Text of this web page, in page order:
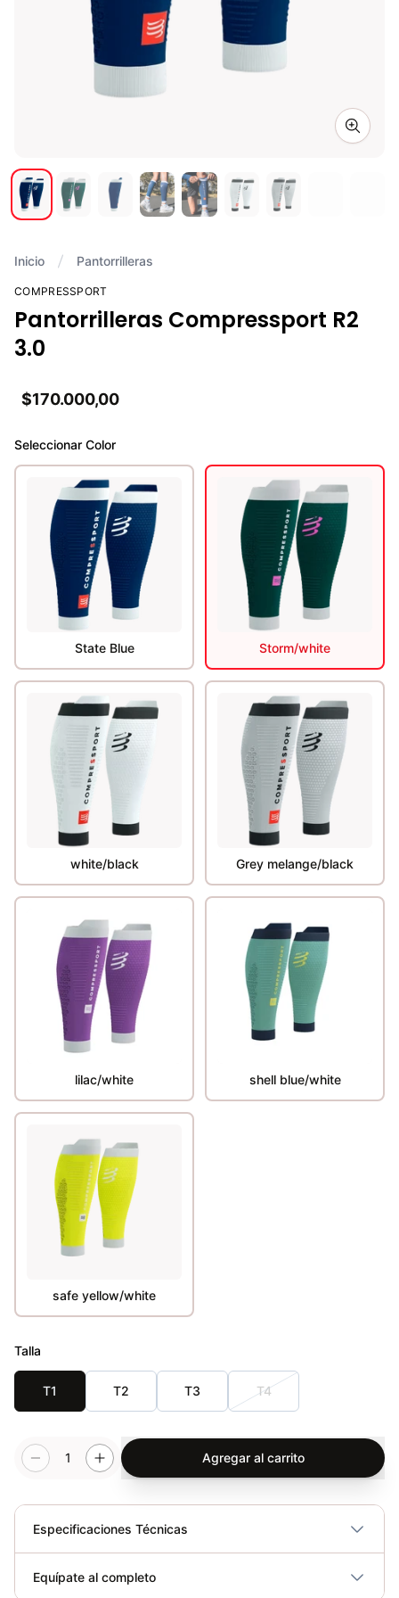
Zoom
Inicio Pantorrilleras
COMPRESSPORT
Pantorrilleras Compressport R2
3.0
$170.000,00
Seleccionar Color
State Blue Storm/white
white/black Grey melange/black
lilac/white shell blue/white
safe yellow/white
Talla
T1 T2 T3 T4
1 Agregar al carrito
Especificaciones Técnicas
Plegable No
Equípate al completo